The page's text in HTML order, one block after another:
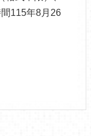
115年8月26